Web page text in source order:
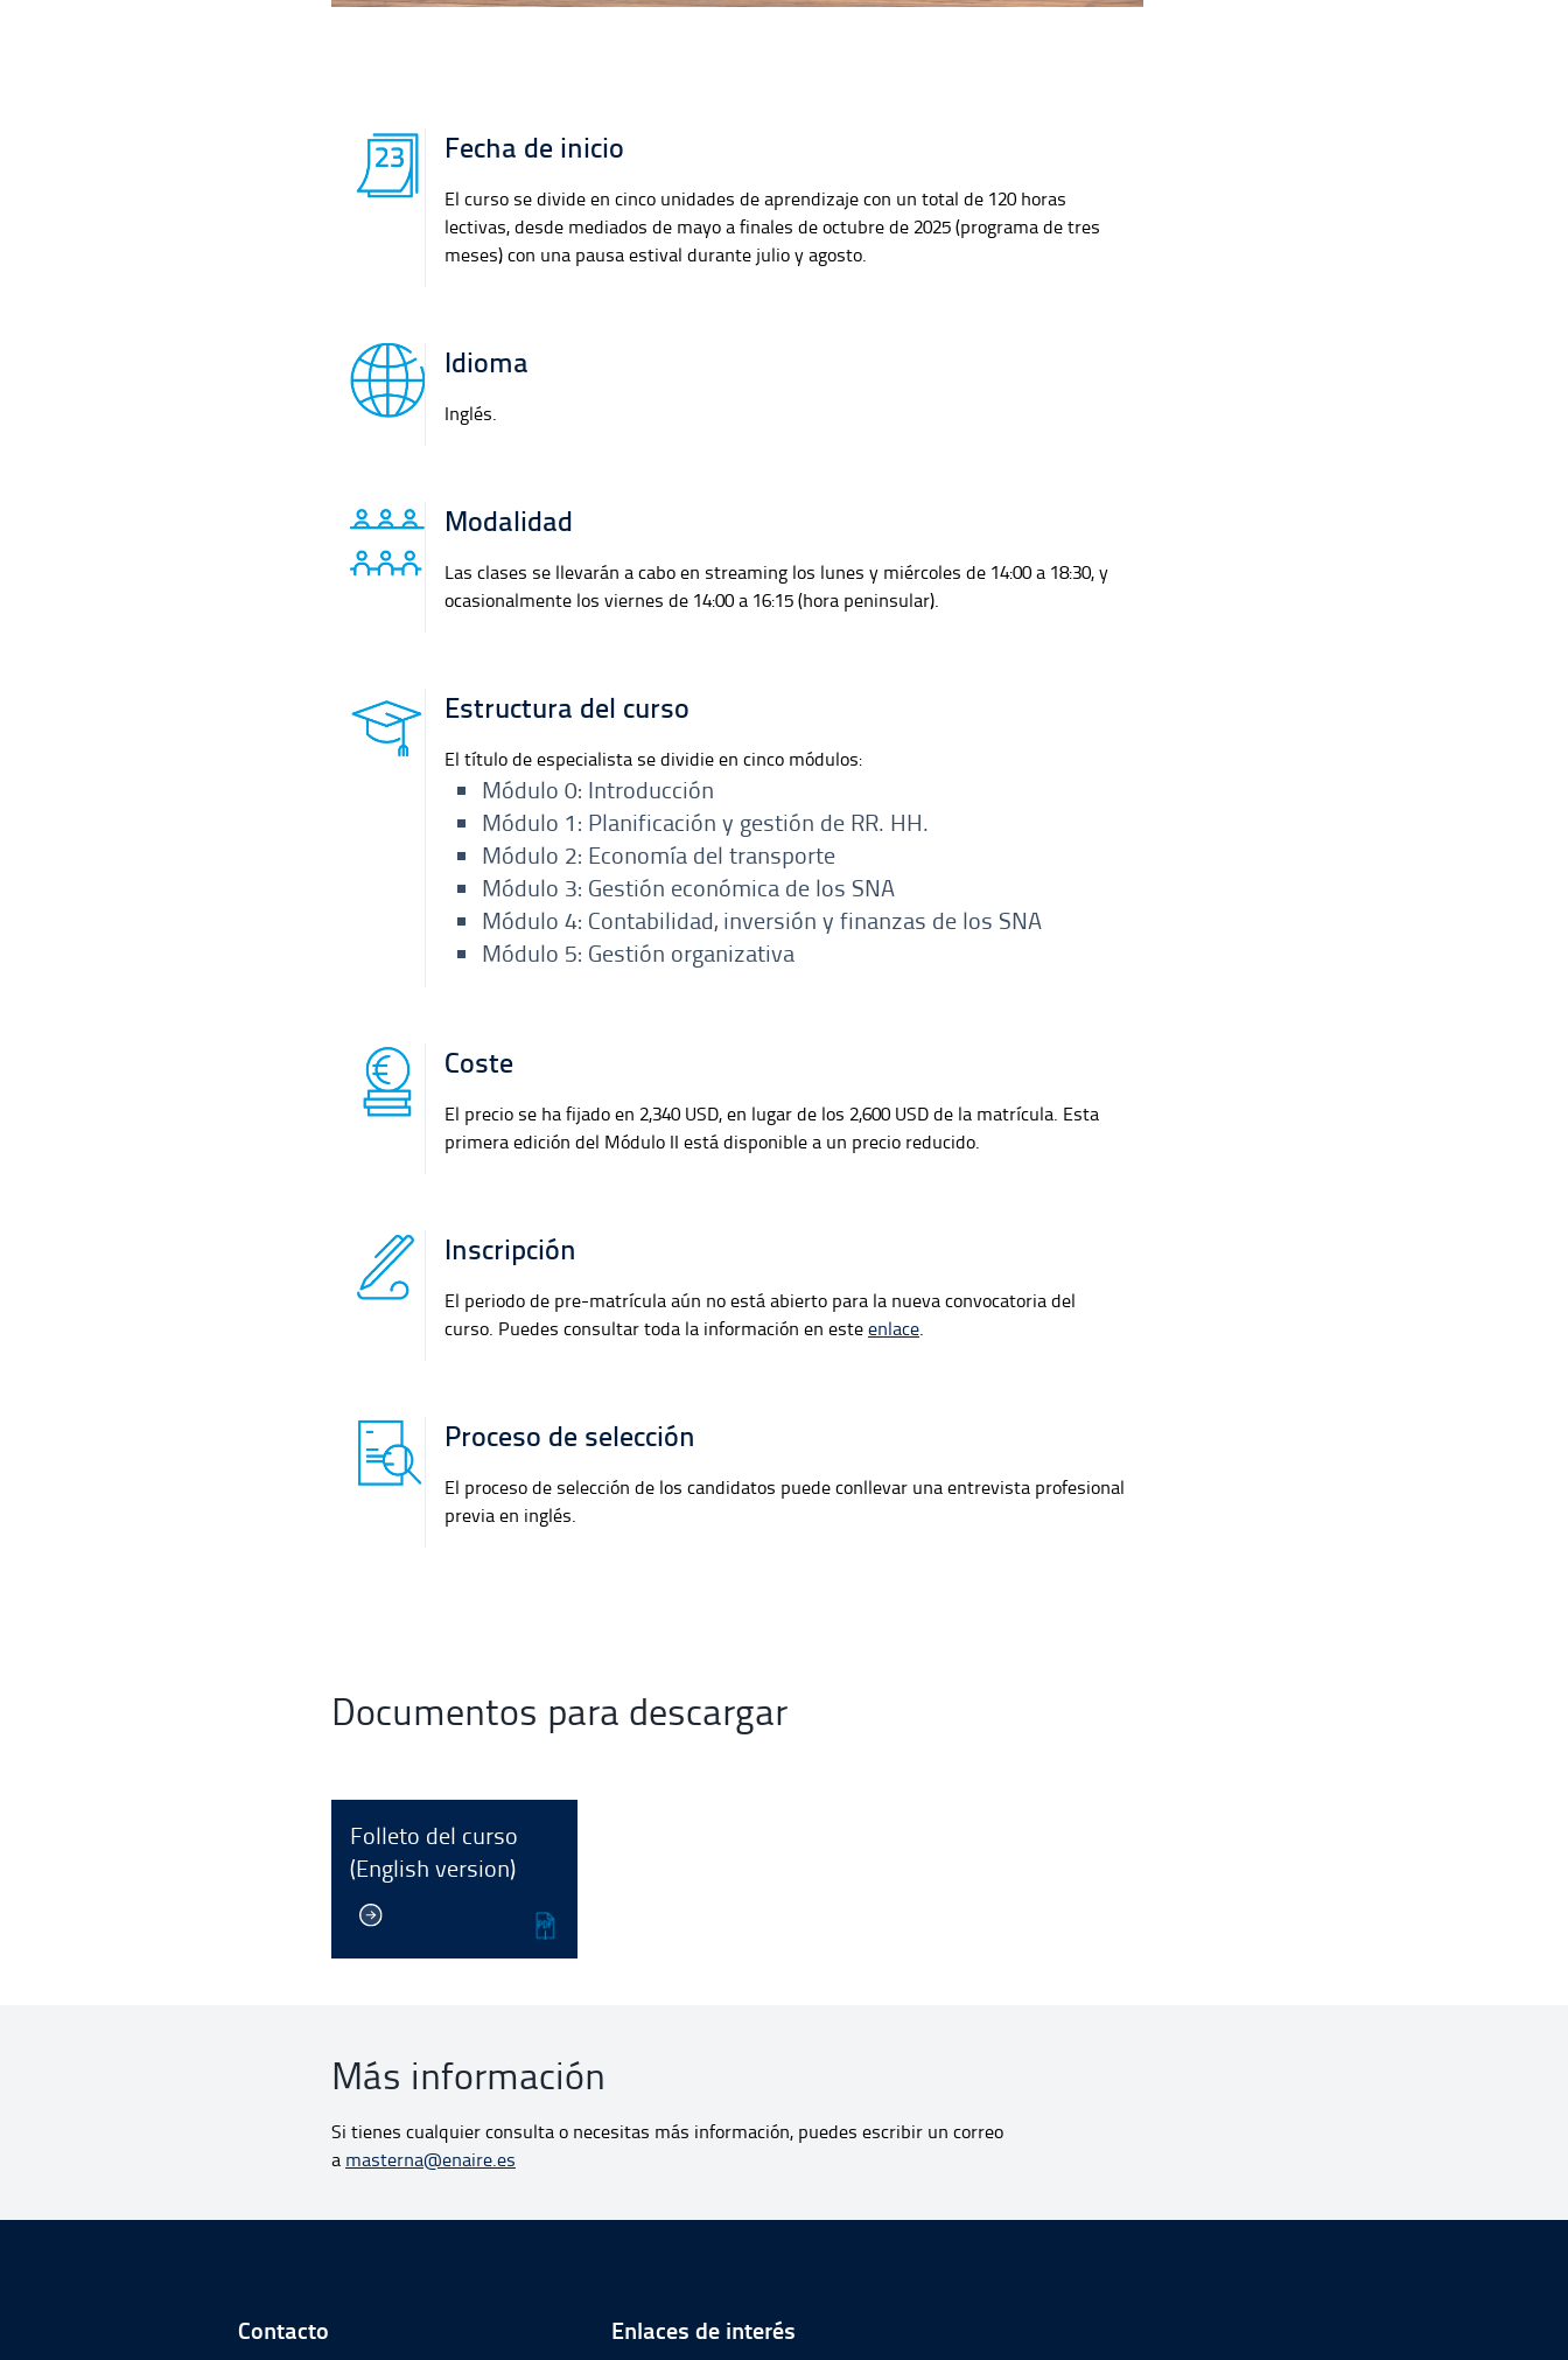
Fecha de inicio
El curso se divide en cinco unidades de aprendizaje con un total de 120 horas
lectivas, desde mediados de mayo a finales de octubre de 2025 (programa de tres
meses) con una pausa estival durante julio y agosto.
Idioma
Inglés.
Modalidad
Las clases se llevarán a cabo en streaming los lunes y miércoles de 14:00 a 18:30, y
ocasionalmente los viernes de 14:00 a 16:15 (hora peninsular).
Estructura del curso
El título de especialista se dividie en cinco módulos:
Módulo 0: Introducción
Módulo 1: Planificación y gestión de RR. HH.
Módulo 2: Economía del transporte
Módulo 3: Gestión económica de los SNA
Módulo 4: Contabilidad, inversión y finanzas de los SNA
Módulo 5: Gestión organizativa
Coste
El precio se ha fijado en 2,340 USD, en lugar de los 2,600 USD de la matrícula. Esta
primera edición del Módulo II está disponible a un precio reducido.
Inscripción
El periodo de pre-matrícula aún no está abierto para la nueva convocatoria del
curso. Puedes consultar toda la información en esteenlace.
Proceso de selección
El proceso de selección de los candidatos puede conllevar una entrevista profesional
previa en inglés.
Documentos para descargar
Folleto del curso
(English version)
Más información
Si tienes cualquier consulta o necesitas más información, puedes escribir un correo
a masterna@enaire.es
Ir a Inicio del Pie de página
Contacto Enlaces de interés